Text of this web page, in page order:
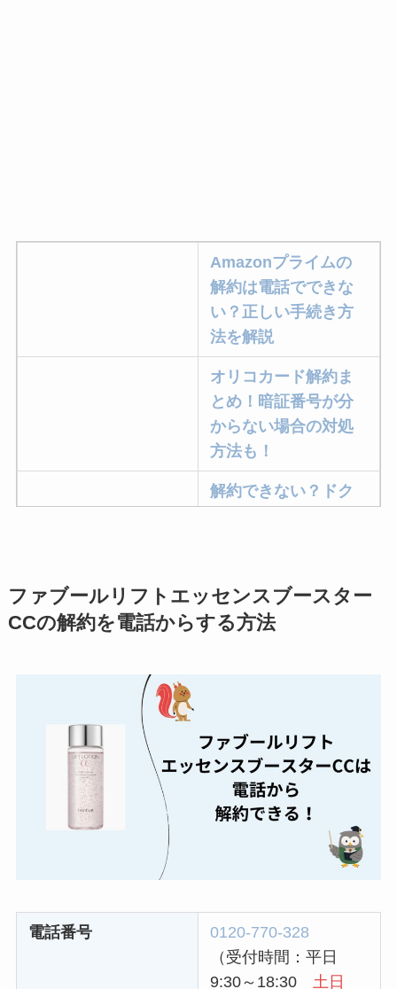
Amazonプライムの
解約は電話でできな
い？正しい手続き方
法を解説
オリコカード解約ま
とめ！暗証番号が分
からない場合の対処
方法も！
解約できない？ドク
ミュゼプラチナムの
解約方法まとめ！契
約期間が過ぎた場合
ベストタイミングを
詳しく解説！
ユンス美容液の解約
まとめ！電話が繋が
らない時の裏ワザ
Sivorune(シボルネ)
なぜ解約できない？
電話以外に手続きす
ファブールリフトエッセンスブースター
CCの解約を電話からする方法
電話番号
0120-770-328
（受付時間：平日
9:30～18:30 土日